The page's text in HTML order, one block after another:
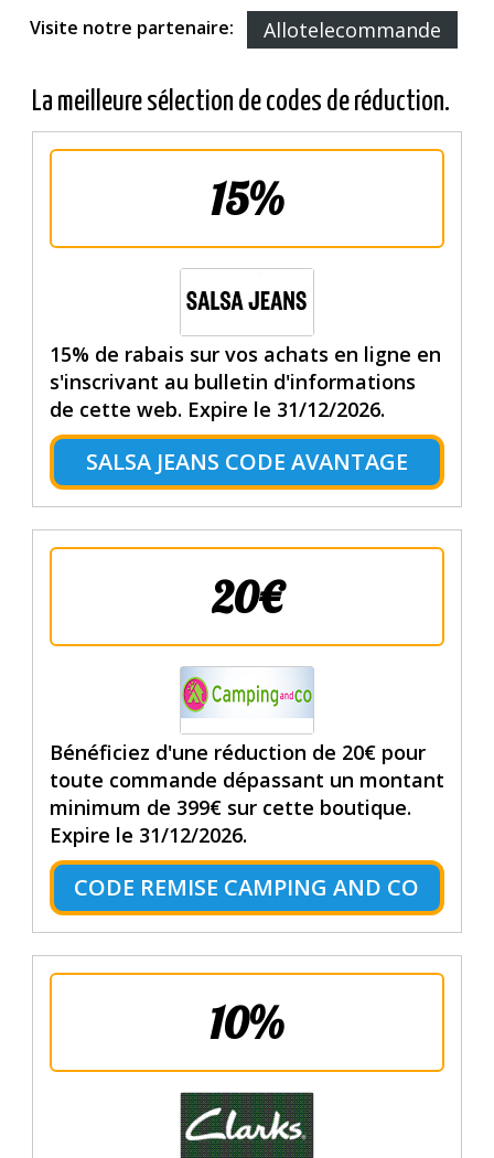
Visite notre partenaire: Allotelecommande
La meilleure sélection de codes de réduction.
15%
15% de rabais sur vos achats en ligne en
s'inscrivant au bulletin d'informations
de cette web. Expire le 31/12/2026.
SALSA JEANS CODE AVANTAGE
20€
Bénéficiez d'une réduction de 20€ pour
toute commande dépassant un montant
minimum de 399€ sur cette boutique.
Expire le 31/12/2026.
CODE REMISE CAMPING AND CO
10%